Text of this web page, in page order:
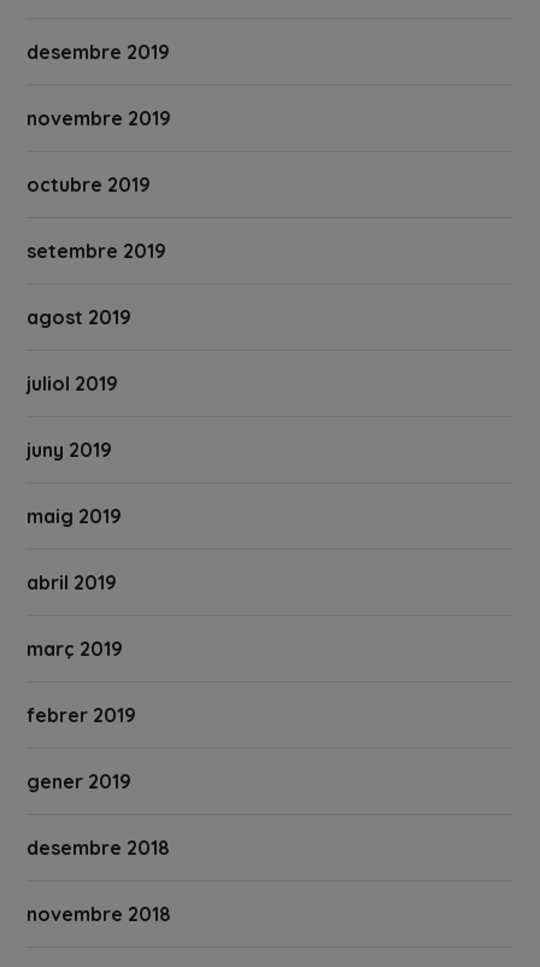
desembre 2019
novembre 2019
octubre 2019
setembre 2019
agost 2019
juliol 2019
juny 2019
maig 2019
abril 2019
març 2019
febrer 2019
gener 2019
desembre 2018
novembre 2018